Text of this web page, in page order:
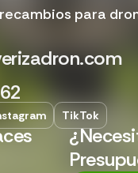
para
TikTok